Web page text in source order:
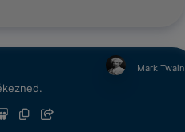
Mark Twain